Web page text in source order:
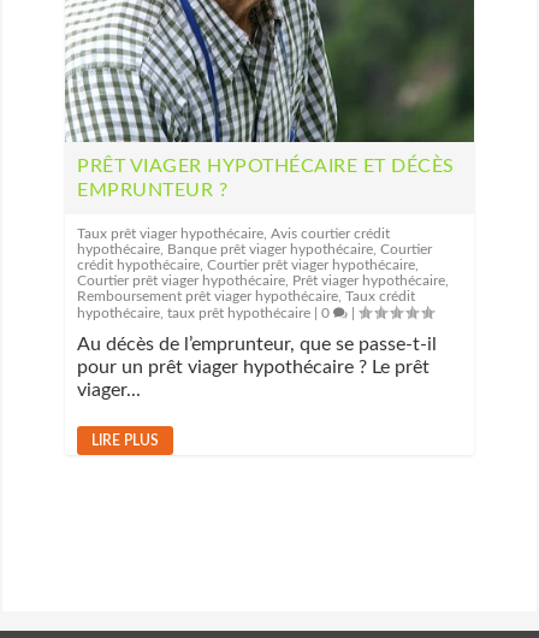
PRÊT VIAGER HYPOTHÉCAIRE ET DÉCÈS
EMPRUNTEUR ?
Taux prêt viager hypothécaire ,Avis courtier crédit
hypothécaire Banque prêt viager hypothécaire ,Courtier
crédit hypothécaire ,Courtier prêt viager hypothécaire
Courtier prêt viager hypothécaire Prêt viager hypothécaire
Remboursement prêt viager hypothécaire ,Taux crédit
hypothécaire ,taux prêt hypothécaire |0 |
Au décès de l’emprunteur, que se passe-t-il
pour un prêt viager hypothécaire ? Le prêt
viager...
LIRE PLUS